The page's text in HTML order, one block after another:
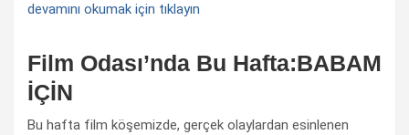
devamını okumak için tıklayın
Film Odası’nda Bu Hafta:BABAM
İÇİN
Bu hafta film köşemizde, gerçek olaylardan esinlenen